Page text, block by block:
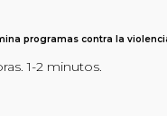
programas contra la
1-2 minutos.